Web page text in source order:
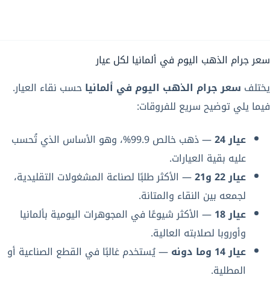
سعر جرام الذهب اليوم في ألمانيا لكل عيار
يختلف سعر جرام الذهب اليوم في ألمانياحسب نقاء العيار.
فيما يلي توضيح سريع للفروقات:
عيار 24
— ذهب خالص 99.9%، وهو الأساس الذي تُحسب
عليه بقية العيارات.
عيار 22 و21
— الأكثر طلبًا لصناعة المشغولات التقليدية،
لجمعه بين النقاء والمتانة.
عيار 18
— الأكثر شيوعًا في المجوهرات اليومية بألمانيا
وأوروبا لصلابته العالية.
عيار 14 وما دونه
— يُستخدم غالبًا في القطع الصناعية أو
المطلية.